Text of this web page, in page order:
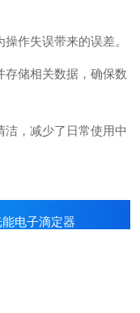
作失误带来的误差。
存储相关数据，确保数
，减少了日常使用中
电子滴定器